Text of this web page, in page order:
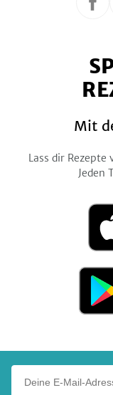
Mit
Lass dir Rezepte
Jeden
im
App
Jetzt
Google